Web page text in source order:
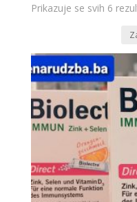
Prikazuje se svih 6